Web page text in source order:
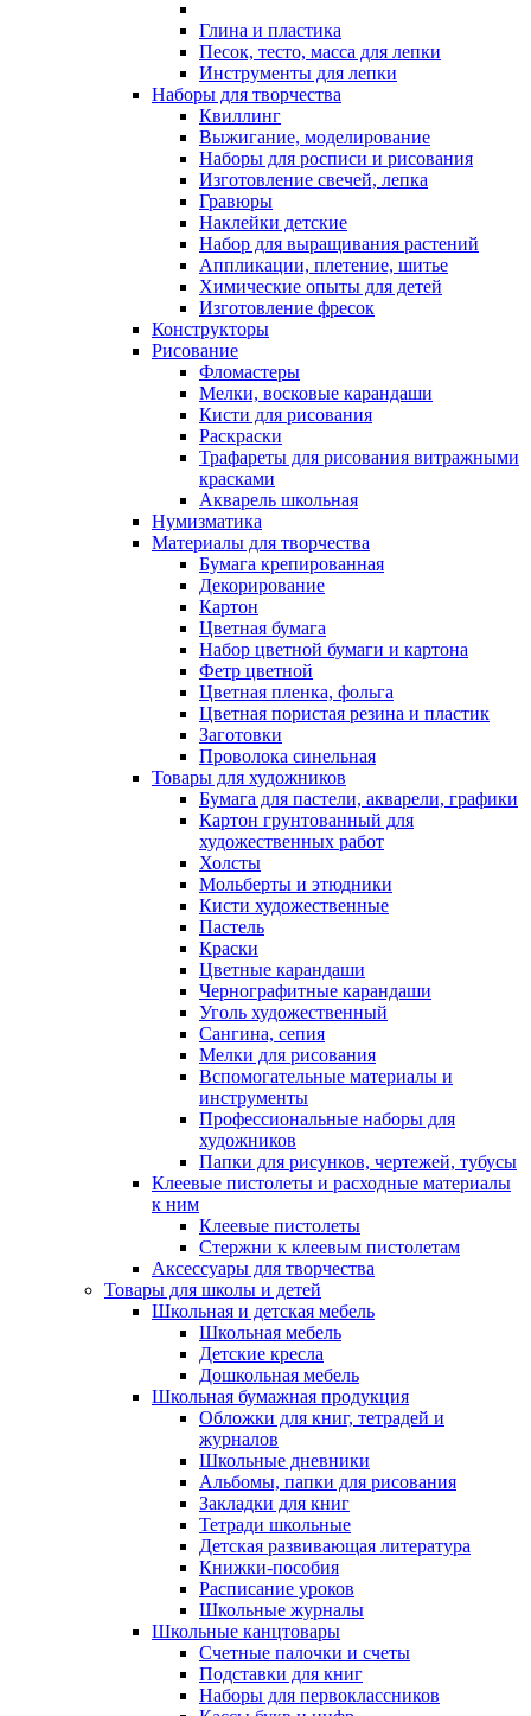
Глина и пластика
Песок, тесто, масса для лепки
Инструменты для лепки
Наборы для творчества
Квиллинг
Выжигание, моделирование
Наборы для росписи и рисования
Изготовление свечей, лепка
Гравюры
Наклейки детские
Набор для выращивания растений
Аппликации, плетение, шитье
Химические опыты для детей
Изготовление фресок
Конструкторы
Рисование
Фломастеры
Мелки, восковые карандаши
Кисти для рисования
Раскраски
Трафареты для рисования витражными
красками
Акварель школьная
Нумизматика
Материалы для творчества
Бумага крепированная
Декорирование
Картон
Цветная бумага
Набор цветной бумаги и картона
Фетр цветной
Цветная пленка, фольга
Цветная пористая резина и пластик
Заготовки
Проволока синельная
Товары для художников
Бумага для пастели, акварели, графики
Картон грунтованный для
художественных работ
Холсты
Мольберты и этюдники
Кисти художественные
Пастель
Краски
Цветные карандаши
Чернографитные карандаши
Уголь художественный
Сангина, сепия
Мелки для рисования
Вспомогательные материалы и
инструменты
Профессиональные наборы для
художников
Папки для рисунков, чертежей, тубусы
Клеевые пистолеты и расходные материалы
к ним
Клеевые пистолеты
Стержни к клеевым пистолетам
Аксессуары для творчества
Товары для школы и детей
Школьная и детская мебель
Школьная мебель
Детские кресла
Дошкольная мебель
Школьная бумажная продукция
Обложки для книг, тетрадей и
журналов
Школьные дневники
Альбомы, папки для рисования
Закладки для книг
Тетради школьные
Детская развивающая литература
Книжки-пособия
Расписание уроков
Школьные журналы
Школьные канцтовары
Счетные палочки и счеты
Подставки для книг
Наборы для первоклассников